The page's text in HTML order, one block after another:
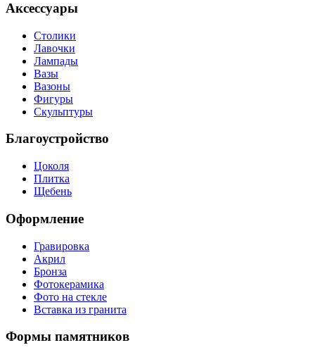
Аксессуары
Столики
Лавочки
Лампады
Вазы
Вазоны
Фигуры
Скульптуры
Благоустройство
Цоколя
Плитка
Щебень
Оформление
Гравировка
Акрил
Бронза
Фотокерамика
Фото на стекле
Вставка из гранита
Формы памятников